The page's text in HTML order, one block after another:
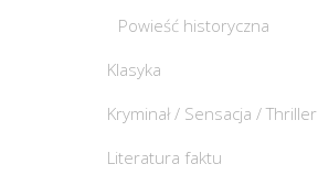
Powieść historyczna
Klasyka
Kryminał / Sensacja / Thriller
Literatura faktu